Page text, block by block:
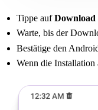
Tippe aufDownload
Warte, bis der
Bestätige den
Wenn die Installation